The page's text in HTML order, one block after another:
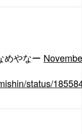
めやなー
status/